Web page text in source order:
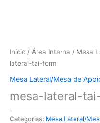
Início / Área Interna / Mesa
lateral-tai-form
Mesa Lateral/Mesa de
mesa-lateral-
Categorias: Mesa Lateral/